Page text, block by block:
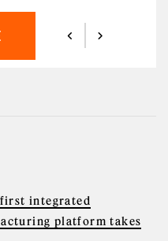
first integrated
platform takes